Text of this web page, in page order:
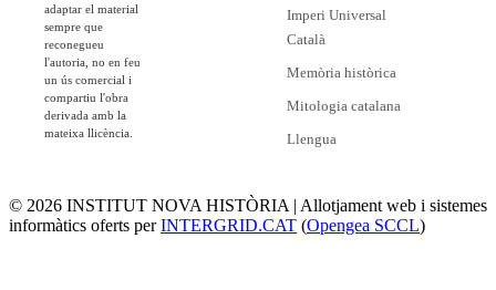
adaptar el material
sempre que
reconegueu
l'autoria, no en feu
un ús comercial i
compartiu l'obra
derivada amb la
mateixa llicència.
Imperi Universal
Català
Memòria històrica
Mitologia catalana
Llengua
© 2026 INSTITUT NOVA HISTÒRIA | Allotjament web i sistemes
informàtics oferts perINTERGRID.CAT (Opengea SCCL)